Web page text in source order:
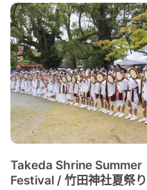
Takeda Shrine Summer
Festival / 竹田神社夏祭り